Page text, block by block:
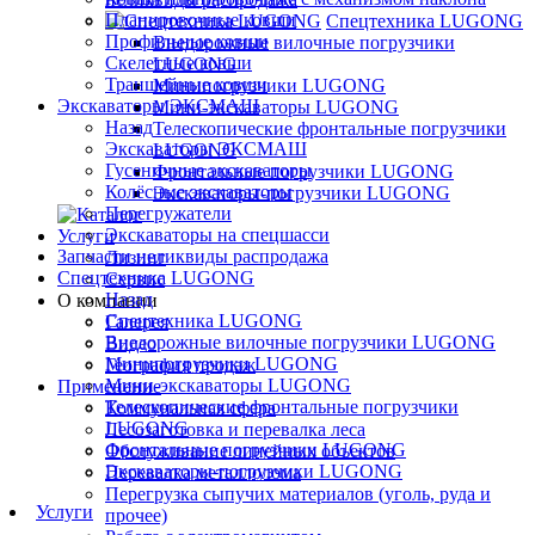
Спецтехника LUGONG
Внедорожные вилочные погрузчики
LUGONG
Минипогрузчики LUGONG
Мини-экскаваторы LUGONG
Телескопические фронтальные погрузчики
LUGONG
Фронтальные погрузчики LUGONG
Экскаваторы-погрузчики LUGONG
Услуги
Лизинг
Сервис
О компании
Галерея
Видео
География продаж
Применение
Коммунальная сфера
Лесозаготовка и перевалка леса
Обслуживание линейных объектов
Перевалка металлолома
Перегрузка сыпучих материалов (уголь, руда и
прочее)
Планировочные ковши
Профильные ковши
Скелетные ковши
Траншейные ковши
Экскаваторы ЭКСМАШ
Назад
Экскаваторы ЭКСМАШ
Гусеничные экскаваторы
Колёсные экскаваторы
Перегружатели
Экскаваторы на спецшасси
Запчасти неликвиды распродажа
Спецтехника LUGONG
Назад
Спецтехника LUGONG
Внедорожные вилочные погрузчики LUGONG
Минипогрузчики LUGONG
Мини-экскаваторы LUGONG
Телескопические фронтальные погрузчики
LUGONG
Фронтальные погрузчики LUGONG
Экскаваторы-погрузчики LUGONG
Услуги